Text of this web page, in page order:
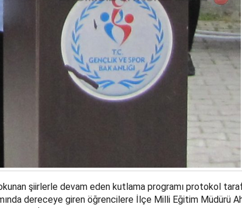
şiirlerle devam eden kutlama programı protokol
dereceye giren öğrencilere İlçe Milli Eğitim Müdürü